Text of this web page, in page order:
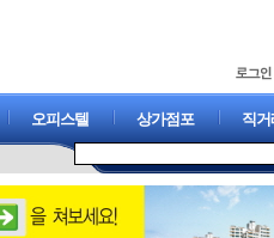
오피스텔 상가점포 직거